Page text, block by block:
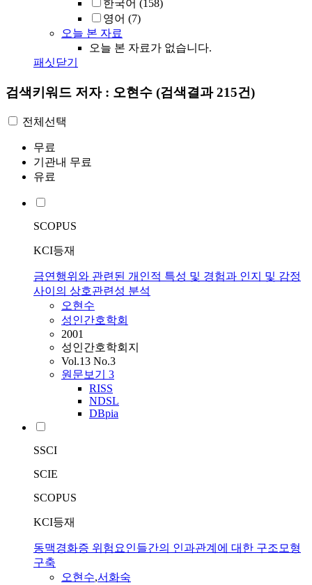
한국어 (158)
영어 (7)
오늘 본 자료
오늘 본 자료가 없습니다.
패싯닫기
검색키워드 저자 : 오현수 (검색결과 215건)
전체선택
무료
기관내 무료
유료
SCOPUS
KCI등재
금연행위와 관련된 개인적 특성 및 경험과 인지 및 감정
사이의 상호관련성 분석
오현수
성인간호학회
2001
성인간호학회지
Vol.13 No.3
원문보기 3
RISS
NDSL
DBpia
SSCI
SCIE
SCOPUS
KCI등재
동맥경화증 위험요인들간의 인과관계에 대한 구조모형
구축
오현수,서화숙